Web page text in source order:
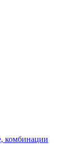
комбинации